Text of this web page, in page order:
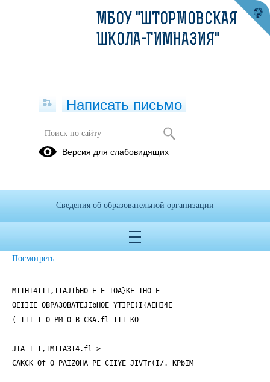
Приказ об утверждении и введении
внутреннего трудового распорядка
Посмотреть
MITHI4III,IIAJIbHO E E IOA}KE THO E
OEIIIE OBPA3OBATEJIbHOE YTIPE)I{AEHI4E
( III T O PM O B CKA.fl III KO
JIA-I I,IMIIA3I4.fl >
CAKCK Of O PAIZOHA PE CIIYE JIVTr(I/. KPbIM
МБОУ "ШТОРМОВСКАЯ
ШКОЛА-ГИМНАЗИЯ"
Написать письмо
Версия для слабовидящих
Сведения об образовательной организации